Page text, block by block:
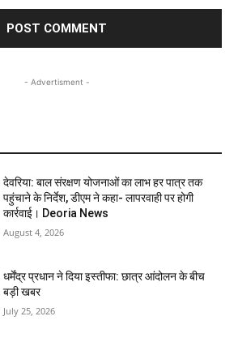
- Advertisment -
देवरिया: बाल संरक्षण योजनाओं का लाभ हर पात्र तक
पहुंचाने के निर्देश, डीएम ने कहा- लापरवाही पर होगी
कार्रवाई। Deoria News
August 4, 2026
धर्मेंद्र प्रधान ने दिया इस्तीफा: छात्र आंदोलन के बीच
बड़ी खबर
July 25, 2026